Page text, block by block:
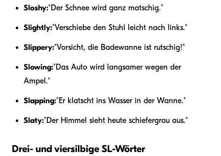
Sloshy:"Der Schnee wird ganz matschig."
Slightly:"Verschiebe den Stuhl leicht nach links."
Slippery:"Vorsicht, die Badewanne ist rutschig!"
Slowing:"Das Auto wird langsamer wegen der
Ampel."
Slapping:"Er klatscht ins Wasser in der Wanne."
Slaty:"Der Himmel sieht heute schiefergrau aus."
Drei- und viersilbige SL-Wörter